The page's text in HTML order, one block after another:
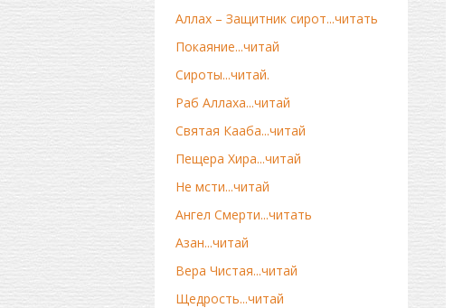
Аллах – Защитник сирот...читать
Покаяние...читай
Сироты...читай.
Раб Аллаха...читай
Святая Кааба...читай
Пещера Хира...читай
Не мсти...читай
Ангел Смерти...читать
Азан...читай
Вера Чистая...читай
Щедрость...читай